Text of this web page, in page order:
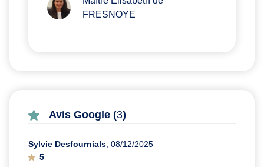
FRESNOYE
Avis Google (3)
Sylvie Desfournials, 08/12/2025
5